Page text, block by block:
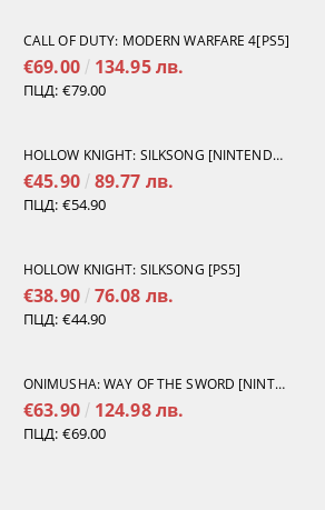
CALL OF DUTY: MODERN WARFARE 4[PS5]
€69.00 134.95 лв.
ПЦД: €79.00
HOLLOW KNIGHT: SILKSONG [NINTENDO SWITCH 2]
€45.90 89.77 лв.
ПЦД: €54.90
HOLLOW KNIGHT: SILKSONG [PS5]
€38.90 76.08 лв.
ПЦД: €44.90
ONIMUSHA: WAY OF THE SWORD [NINTENDO SWITCH 2]
€63.90 124.98 лв.
ПЦД: €69.00